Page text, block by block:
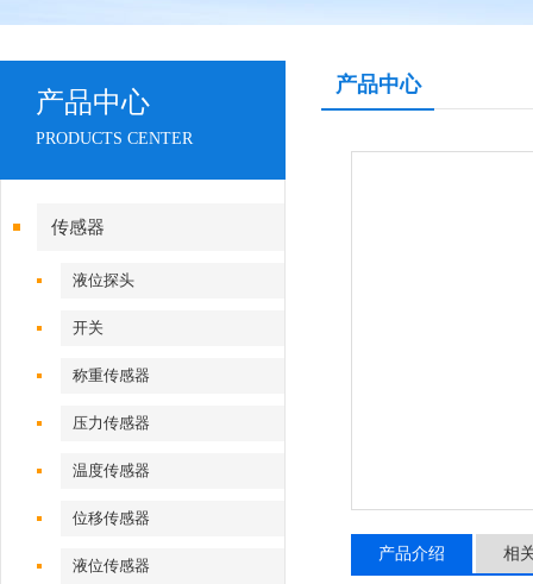
产品中心
PRODUCTS CENTER
传感器
液位探头
开关
称重传感器
压力传感器
温度传感器
位移传感器
液位传感器
产品中心
产品介绍 相